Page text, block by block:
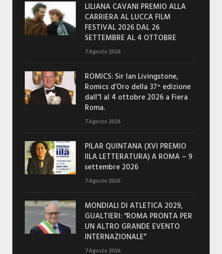
LILIANA CAVANI PREMIO ALLA
CARRIERA AL LUCCA FILM
FESTIVAL 2026 DAL 26
SETTEMBRE AL 4 OTTOBRE
7 Agosto 2026
ROMICS: Sir Ian Livingstone,
Romics d’Oro della 37^ edizione
dall’1 al 4 ottobre 2026 a Fiera
Roma.
7 Agosto 2026
PILAR QUINTANA (XVI PREMIO
IILA LETTERATURA) A ROMA – 9
settembre 2026
7 Agosto 2026
MONDIALI DI ATLETICA 2029,
GUALTIERI: “ROMA PRONTA PER
UN ALTRO GRANDE EVENTO
INTERNAZIONALE”
7 Agosto 2026